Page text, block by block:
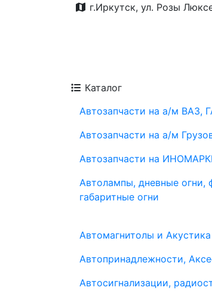
г.Иркутск, ул. Розы
Каталог
Автозапчасти на а/м ВАЗ,
Автозапчасти на а/м
Автозапчасти на
Автолампы, дневные огни,
габаритные огни
Автомагнитолы и Акустика
Автопринадлежности,
Автосигнализации,